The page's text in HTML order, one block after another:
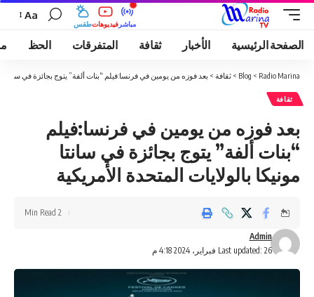
طقسفيديوهات مباشر
Aa
الصفحة الرئيسية الأخبار ثقافة المتفرقات الحظ
Radio Marina
>
Blog
> ثقافة > بعد فوزه من يومين في فرنسا:فيلم “بنات ألفة” يتوج بجائزة في سانتا
ثقافة
بعد فوزه من يومين في فرنسا:فيلم
“بنات ألفة” يتوج بجائزة في سانتا
مونيكا بالولايات المتحدة الأمريكية
Last updated: 26 فبراير، 2024 4:18 م
Admin
2 Min Read